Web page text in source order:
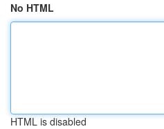
No HTML
HTML is disabled